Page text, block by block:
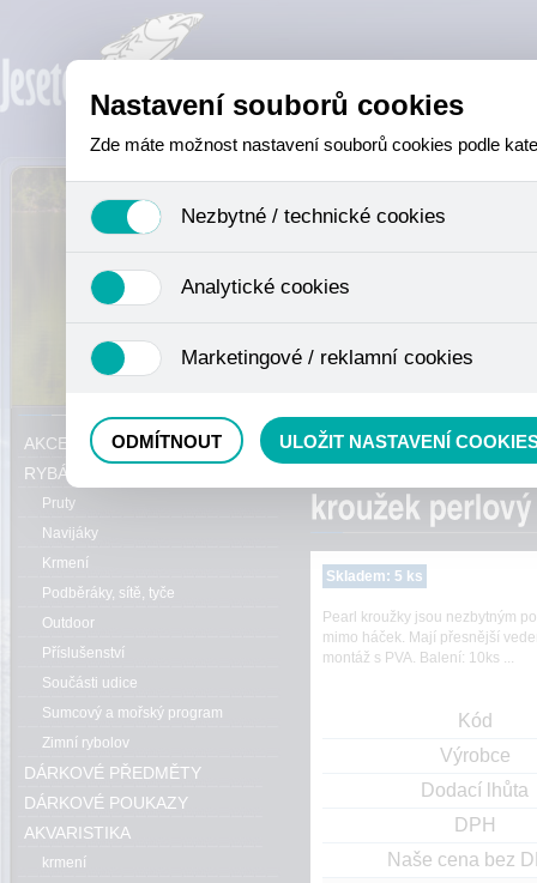
Právě se nacházíte:
karabinky, bižuterie
Skladem: 5 ks
Pearl kroužky jsou nezbytným
mimo háček. Mají přesnější
montáž s PVA. Balení: 10ks ...
Kód
Výrobce
Dodací lhůta
DPH
Naše cena bez
AKCE, SLEVY, VÝPRODEJ
RYBÁŘSKÝ SORTIMENT
Pruty
Navijáky
Krmení
Podběráky, sítě, tyče
Outdoor
Příslušenství
Součásti udice
Sumcový a mořský program
Zimní rybolov
DÁRKOVÉ PŘEDMĚTY
DÁRKOVÉ POUKAZY
AKVARISTIKA
krmení
Nastavení souborů cookies
Zde máte možnost nastavení souborů cookies podle
Nezbytné / technické cookies
se mimo jiné k ukládání produktů v nákupním košíku,
není zapotřebí Váš souhlas a není možné jej ani odebrat.
Analytické cookies
nejedná o osobní údaje, protože anonymizované cookies
odkazy, prohlížené zboží apod.
Marketingové / reklamní cookies
ODMÍTNOUT ULOŽIT NASTAVENÍ